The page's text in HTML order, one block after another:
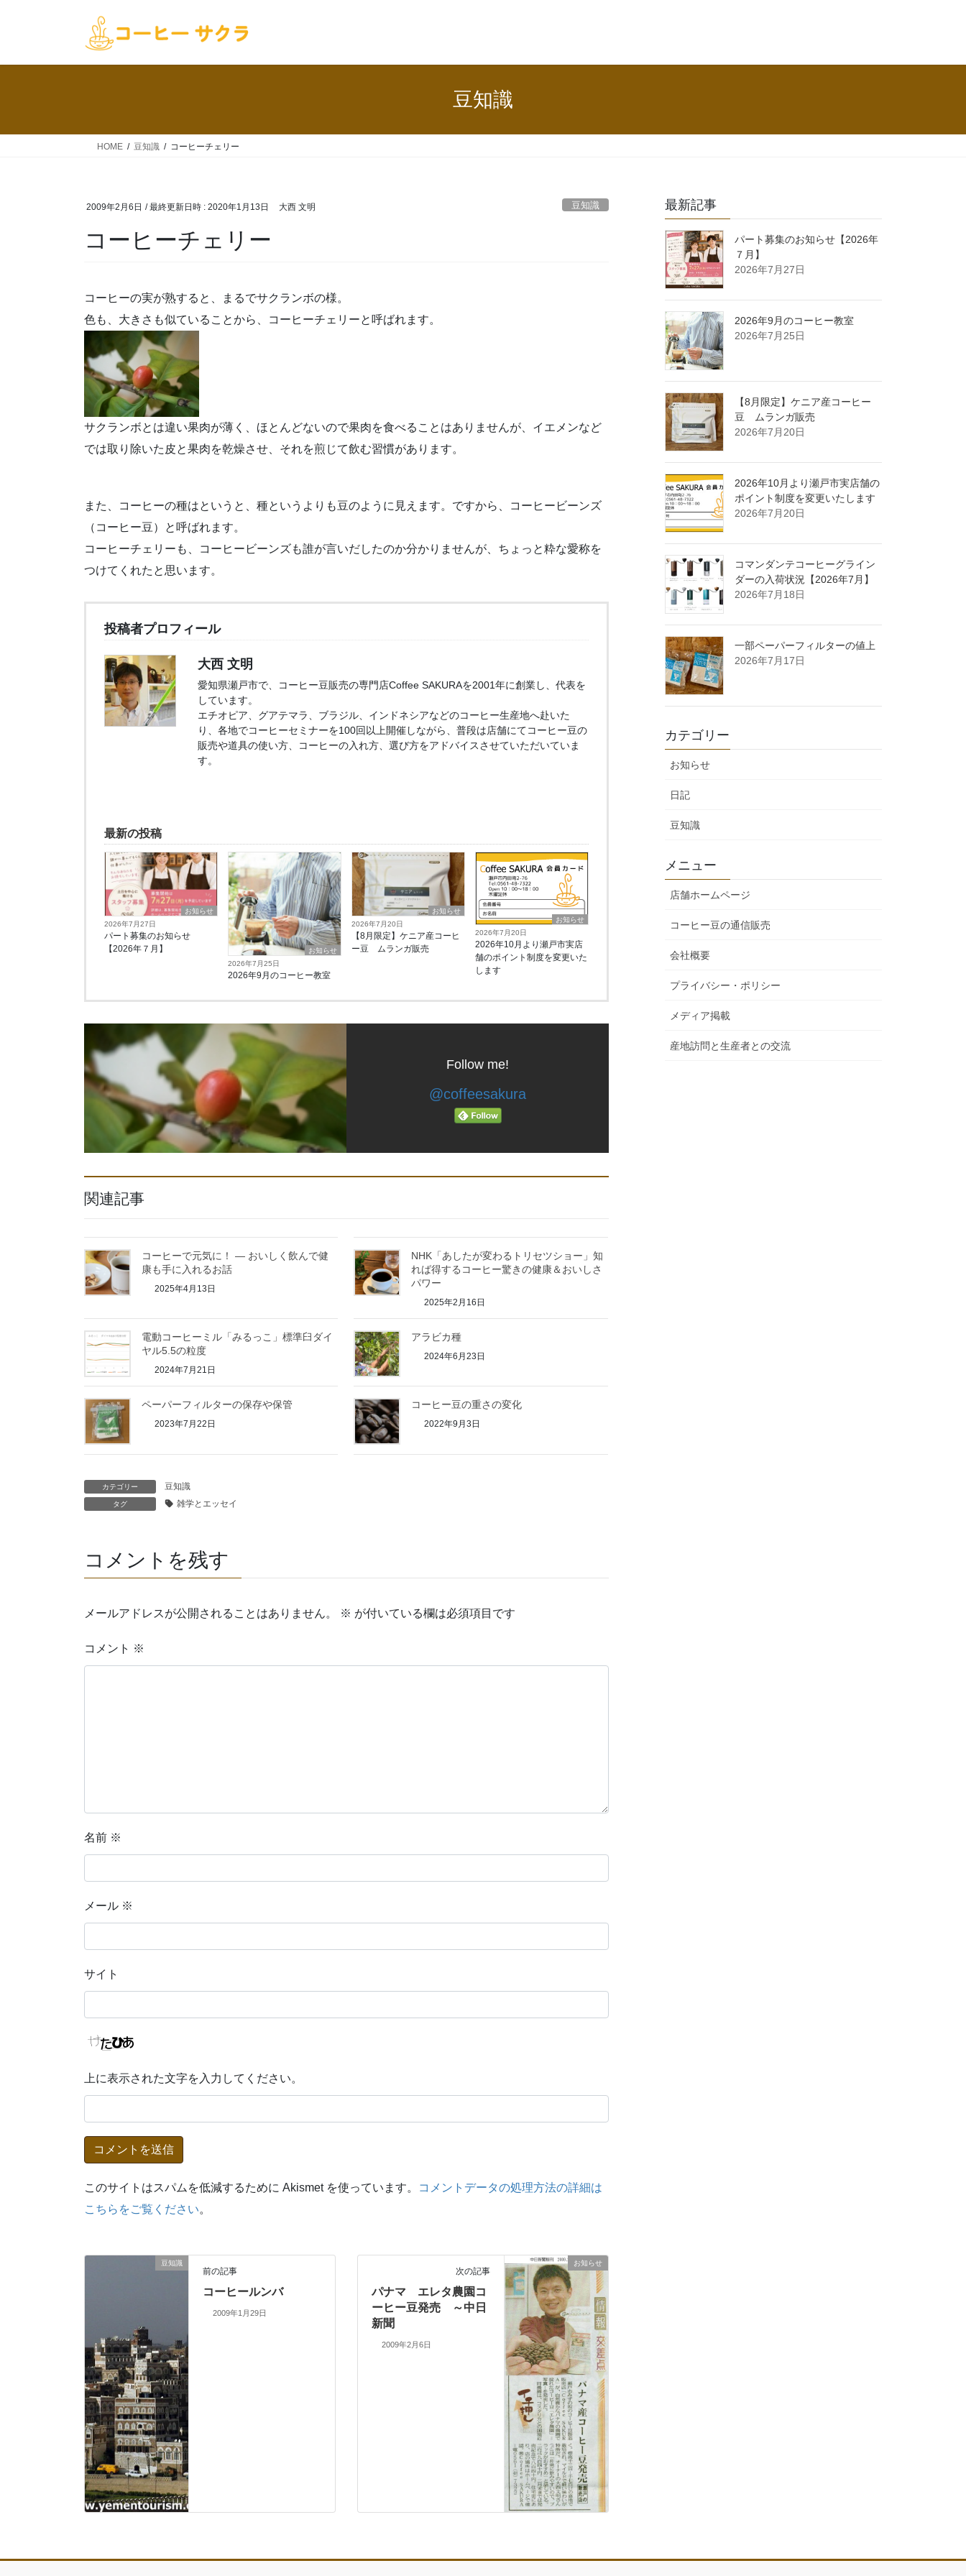
豆知識
HOME 豆知識 コーヒーチェリー
2009年2月6日 / 最終更新日時 : 2020年1月13日 大西 文明 豆知識
コーヒーチェリー
コーヒーの実が熟すると、まるでサクランボの様。
色も、大きさも似ていることから、コーヒーチェリーと呼ばれます。
サクランボとは違い果肉が薄く、ほとんどないので果肉を食べることはありませんが、イエメンなど
では取り除いた皮と果肉を乾燥させ、それを煎じて飲む習慣があります。
また、コーヒーの種はというと、種というよりも豆のように見えます。ですから、コーヒービーンズ
（コーヒー豆）と呼ばれます。
コーヒーチェリーも、コーヒービーンズも誰が言いだしたのか分かりませんが、ちょっと粋な愛称を
つけてくれたと思います。
投稿者プロフィール
大西 文明
愛知県瀬戸市で、コーヒー豆販売の専門店Coffee SAKURAを2001年に創業し、代表を
しています。
エチオピア、グアテマラ、ブラジル、インドネシアなどのコーヒー生産地へ赴いた
り、各地でコーヒーセミナーを100回以上開催しながら、普段は店舗にてコーヒー豆の
販売や道具の使い方、コーヒーの入れ方、選び方をアドバイスさせていただいていま
す。
最新の投稿
お知らせ
2026年7月27日
パート募集のお知らせ
【2026年７月】
お知らせ
2026年7月25日
2026年9月のコーヒー教室
お知らせ
2026年7月20日
【8月限定】ケニア産コーヒ
ー豆 ムランガ販売
お知らせ
2026年7月20日
2026年10月より瀬戸市実店
舗のポイント制度を変更いた
します
Follow me!
@coffeesakura
関連記事
コーヒーで元気に！ ― おいしく飲んで健
康も手に入れるお話
2025年4月13日
NHK「あしたが変わるトリセツショー」知
れば得するコーヒー驚きの健康＆おいしさ
パワー
2025年2月16日
電動コーヒーミル「みるっこ」標準臼ダイ
ヤル5.5の粒度
2024年7月21日
アラビカ種
2024年6月23日
ペーパーフィルターの保存や保管
2023年7月22日
コーヒー豆の重さの変化
2022年9月3日
カテゴリー 豆知識
タグ 雑学とエッセイ
コメントを残す
メールアドレスが公開されることはありません。 ※ が付いている欄は必須項目です
コメント ※
名前 ※
メール ※
サイト
上に表示された文字を入力してください。
このサイトはスパムを低減するために Akismet を使っています。
コメントデータの処理方法の詳細は
こちらをご覧ください。
豆知識
前の記事
コーヒールンバ
2009年1月29日
お知らせ
次の記事
パナマ エレタ農園コ
ーヒー豆発売 ～中日
新聞
2009年2月6日
最新記事
パート募集のお知らせ【2026年
７月】
2026年7月27日
2026年9月のコーヒー教室
2026年7月25日
【8月限定】ケニア産コーヒー
豆 ムランガ販売
2026年7月20日
2026年10月より瀬戸市実店舗の
ポイント制度を変更いたします
2026年7月20日
コマンダンテコーヒーグライン
ダーの入荷状況【2026年7月】
2026年7月18日
一部ペーパーフィルターの値上
2026年7月17日
カテゴリー
お知らせ
日記
豆知識
メニュー
店舗ホームページ
コーヒー豆の通信販売
会社概要
プライバシー・ポリシー
メディア掲載
産地訪問と生産者との交流